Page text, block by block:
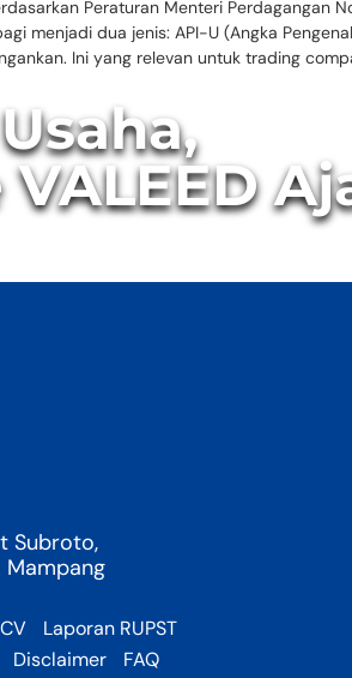
Peraturan Menteri Perdagangan
menjadi dua jenis: API-U (Angka
Ini yang relevan untuk trading
Subroto,
Mampang
Laporan RUPST
Disclaimer FAQ